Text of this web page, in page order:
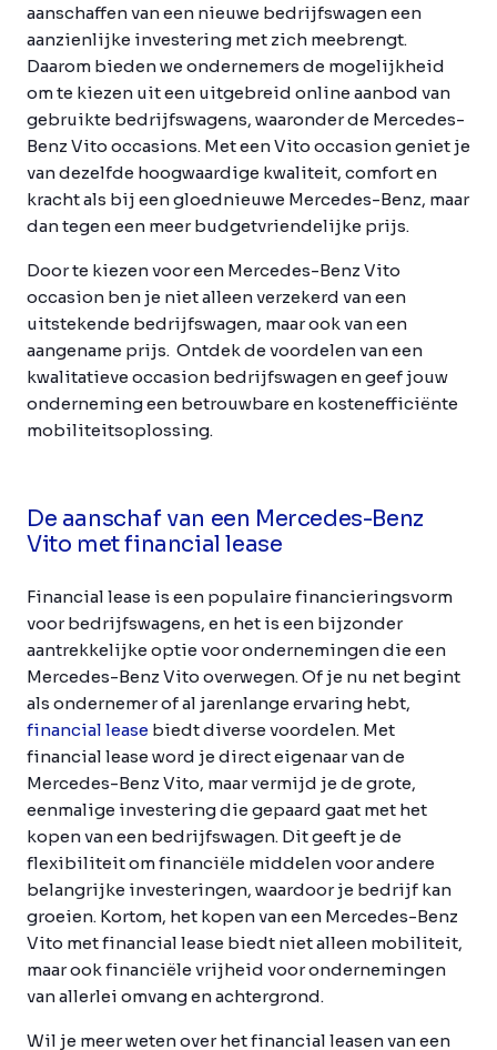
aanschaffen van een nieuwe bedrijfswagen een
aanzienlijke investering met zich meebrengt.
Daarom bieden we ondernemers de mogelijkheid
om te kiezen uit een uitgebreid online aanbod van
gebruikte bedrijfswagens, waaronder de Mercedes-
Benz Vito occasions. Met een Vito occasion geniet je
van dezelfde hoogwaardige kwaliteit, comfort en
kracht als bij een gloednieuwe Mercedes-Benz, maar
dan tegen een meer budgetvriendelijke prijs.
Door te kiezen voor een Mercedes-Benz Vito
occasion ben je niet alleen verzekerd van een
uitstekende bedrijfswagen, maar ook van een
aangename prijs. Ontdek de voordelen van een
kwalitatieve occasion bedrijfswagen en geef jouw
onderneming een betrouwbare en kostenefficiënte
mobiliteitsoplossing.
De aanschaf van een Mercedes-Benz
Vito met financial lease
Financial lease is een populaire financieringsvorm
voor bedrijfswagens, en het is een bijzonder
aantrekkelijke optie voor ondernemingen die een
Mercedes-Benz Vito overwegen. Of je nu net begint
als ondernemer of al jarenlange ervaring hebt,
financial lease biedt diverse voordelen. Met
financial lease word je direct eigenaar van de
Mercedes-Benz Vito, maar vermijd je de grote,
eenmalige investering die gepaard gaat met het
kopen van een bedrijfswagen. Dit geeft je de
flexibiliteit om financiële middelen voor andere
belangrijke investeringen, waardoor je bedrijf kan
groeien. Kortom, het kopen van een Mercedes-Benz
Vito met financial lease biedt niet alleen mobiliteit,
maar ook financiële vrijheid voor ondernemingen
van allerlei omvang en achtergrond.
Wil je meer weten over het financial leasen van een